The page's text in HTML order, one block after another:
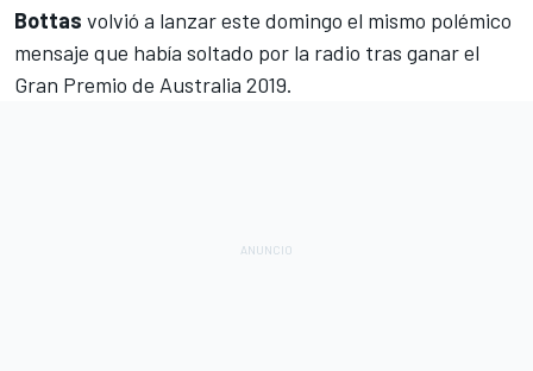
Bottas volvió a lanzar este domingo el mismo polémico
mensaje que había soltado por la radio tras ganar el
Gran Premio de Australia 2019.